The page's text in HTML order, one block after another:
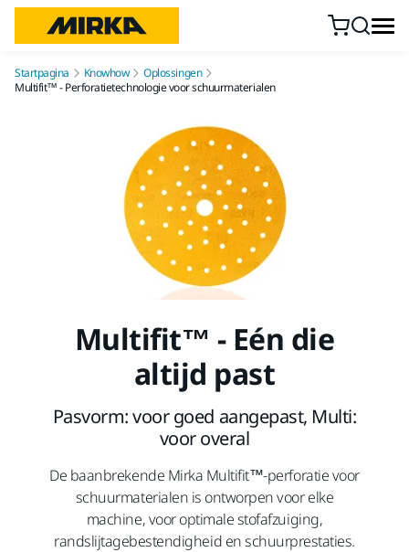
Doorgaan naar inhoud
Startpagina Knowhow
Oplossingen
Multifit™ - Perforatietechnologie voor schuurmaterialen
Multifit™ - Eén die
altijd past
Pasvorm: voor goed aangepast, Multi:
voor overal
De baanbrekende Mirka Multifit™-perforatie voor
schuurmaterialen is ontworpen voor elke
machine, voor optimale stofafzuiging,
randslijtagebestendigheid en schuurprestaties.